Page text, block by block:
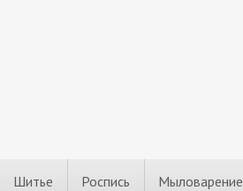
Шитье Роспись Мыловарение